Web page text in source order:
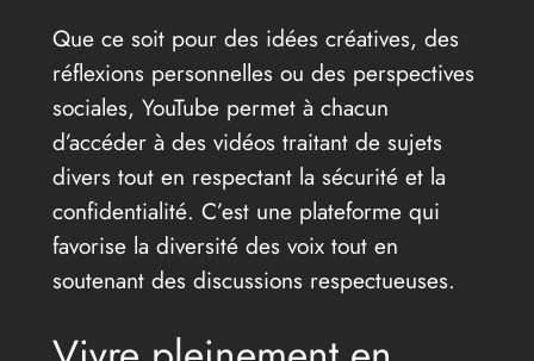
Que ce soit pour des idées créatives, des
réflexions personnelles ou des perspectives
sociales, YouTube permet à chacun
d’accéder à des vidéos traitant de sujets
divers tout en respectant la sécurité et la
confidentialité. C’est une plateforme qui
favorise la diversité des voix tout en
soutenant des discussions respectueuses.